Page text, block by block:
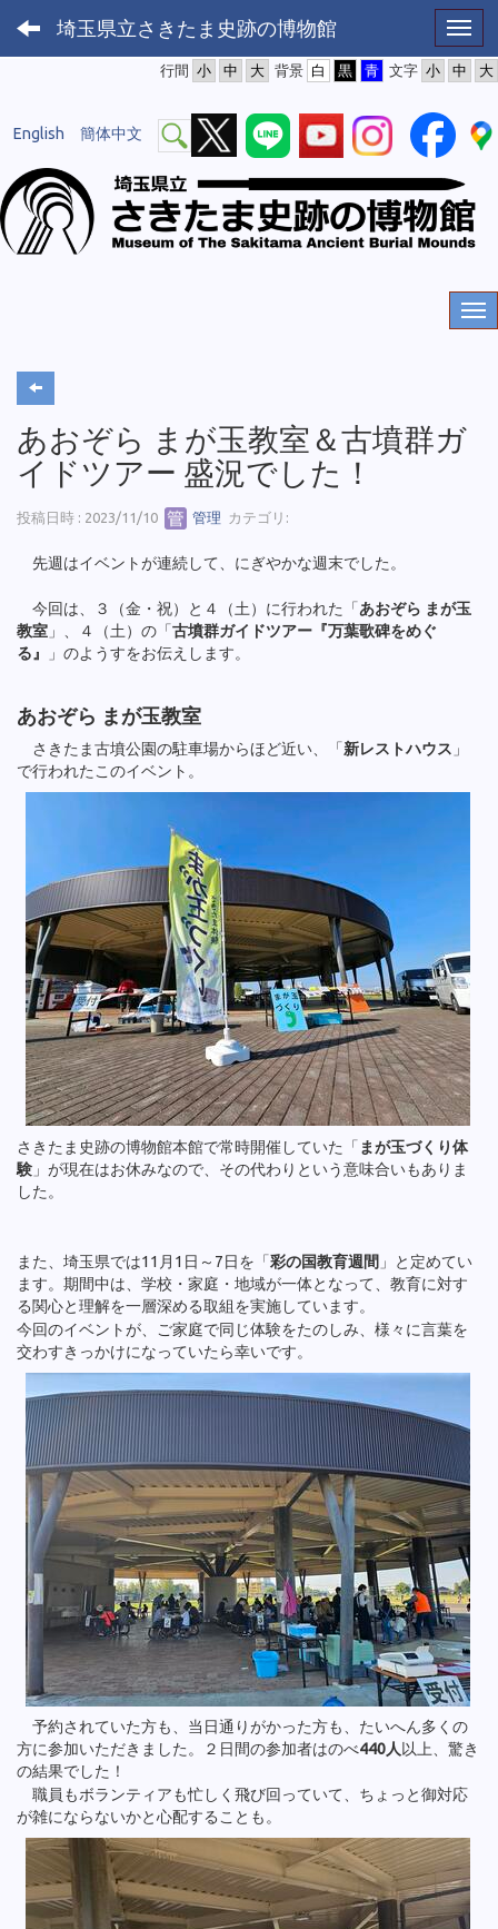
埼玉県立さきたま史跡の博物館
文字
背景
行間
English 簡体中文
あおぞら まが玉教室＆古墳群ガ
イドツアー 盛況でした！
投稿日時 : 2023/11/10 管理 カテゴリ:
先週はイベントが連続して、にぎやかな週末でした。
今回は、３（金・祝）と４（土）に行われた「あおぞら まが玉
教室 」、４（土）の「古墳群ガイドツアー『万葉歌碑をめぐ
る』
」のようすをお伝えします。
あおぞら まが玉教室
さきたま古墳公園の駐車場からほど近い、「新レストハウス 」
で行われたこのイベント。
さきたま史跡の博物館本館で常時開催していた「 まが玉づくり体
験 」が現在はお休みなので、その代わりという意味合いもありま
した。
また、埼玉県では11月1日～7日を「彩の国教育週間 」と定めてい
ます。期間中は、学校・家庭・地域が一体となって、教育に対す
る関心と理解を一層深める取組を実施しています。
今回のイベントが、ご家庭で同じ体験をたのしみ、様々に言葉を
交わすきっかけになっていたら幸いです。
予約されていた方も、当日通りがかった方も、たいへん多くの
方に参加いただきました。２日間の参加者はのべ440人以上、驚き
の結果でした！
職員もボランティアも忙しく飛び回っていて、ちょっと御対応
が雑にならないかと心配することも。